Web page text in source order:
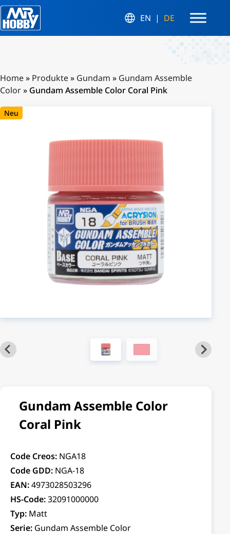
EN DE
Home» Produkte» Gundam » Gundam Assemble
Color» Gundam Assemble Color Coral Pink
Neu
Gundam Assemble Color
Coral Pink
Code Creos: NGA18
Code GDD: NGA-18
EAN:4973028503296
HS-Code:32091000000
Typ: Matt
Serie: Gundam Assemble Color